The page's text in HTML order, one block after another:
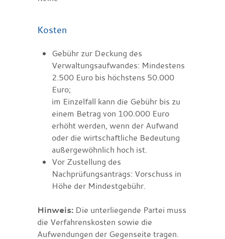
Kosten
Gebühr zur Deckung des
Verwaltungsaufwandes: Mindestens
2.500 Euro bis höchstens 50.000
Euro;
im Einzelfall kann die Gebühr bis zu
einem Betrag von 100.000 Euro
erhöht werden, wenn der Aufwand
oder die wirtschaftliche Bedeutung
außergewöhnlich hoch ist.
Vor Zustellung des
Nachprüfungsantrags: Vorschuss in
Höhe der Mindestgebühr.
Hinweis: Die unterliegende Partei muss
die Verfahrenskosten sowie die
Aufwendungen der Gegenseite tragen.